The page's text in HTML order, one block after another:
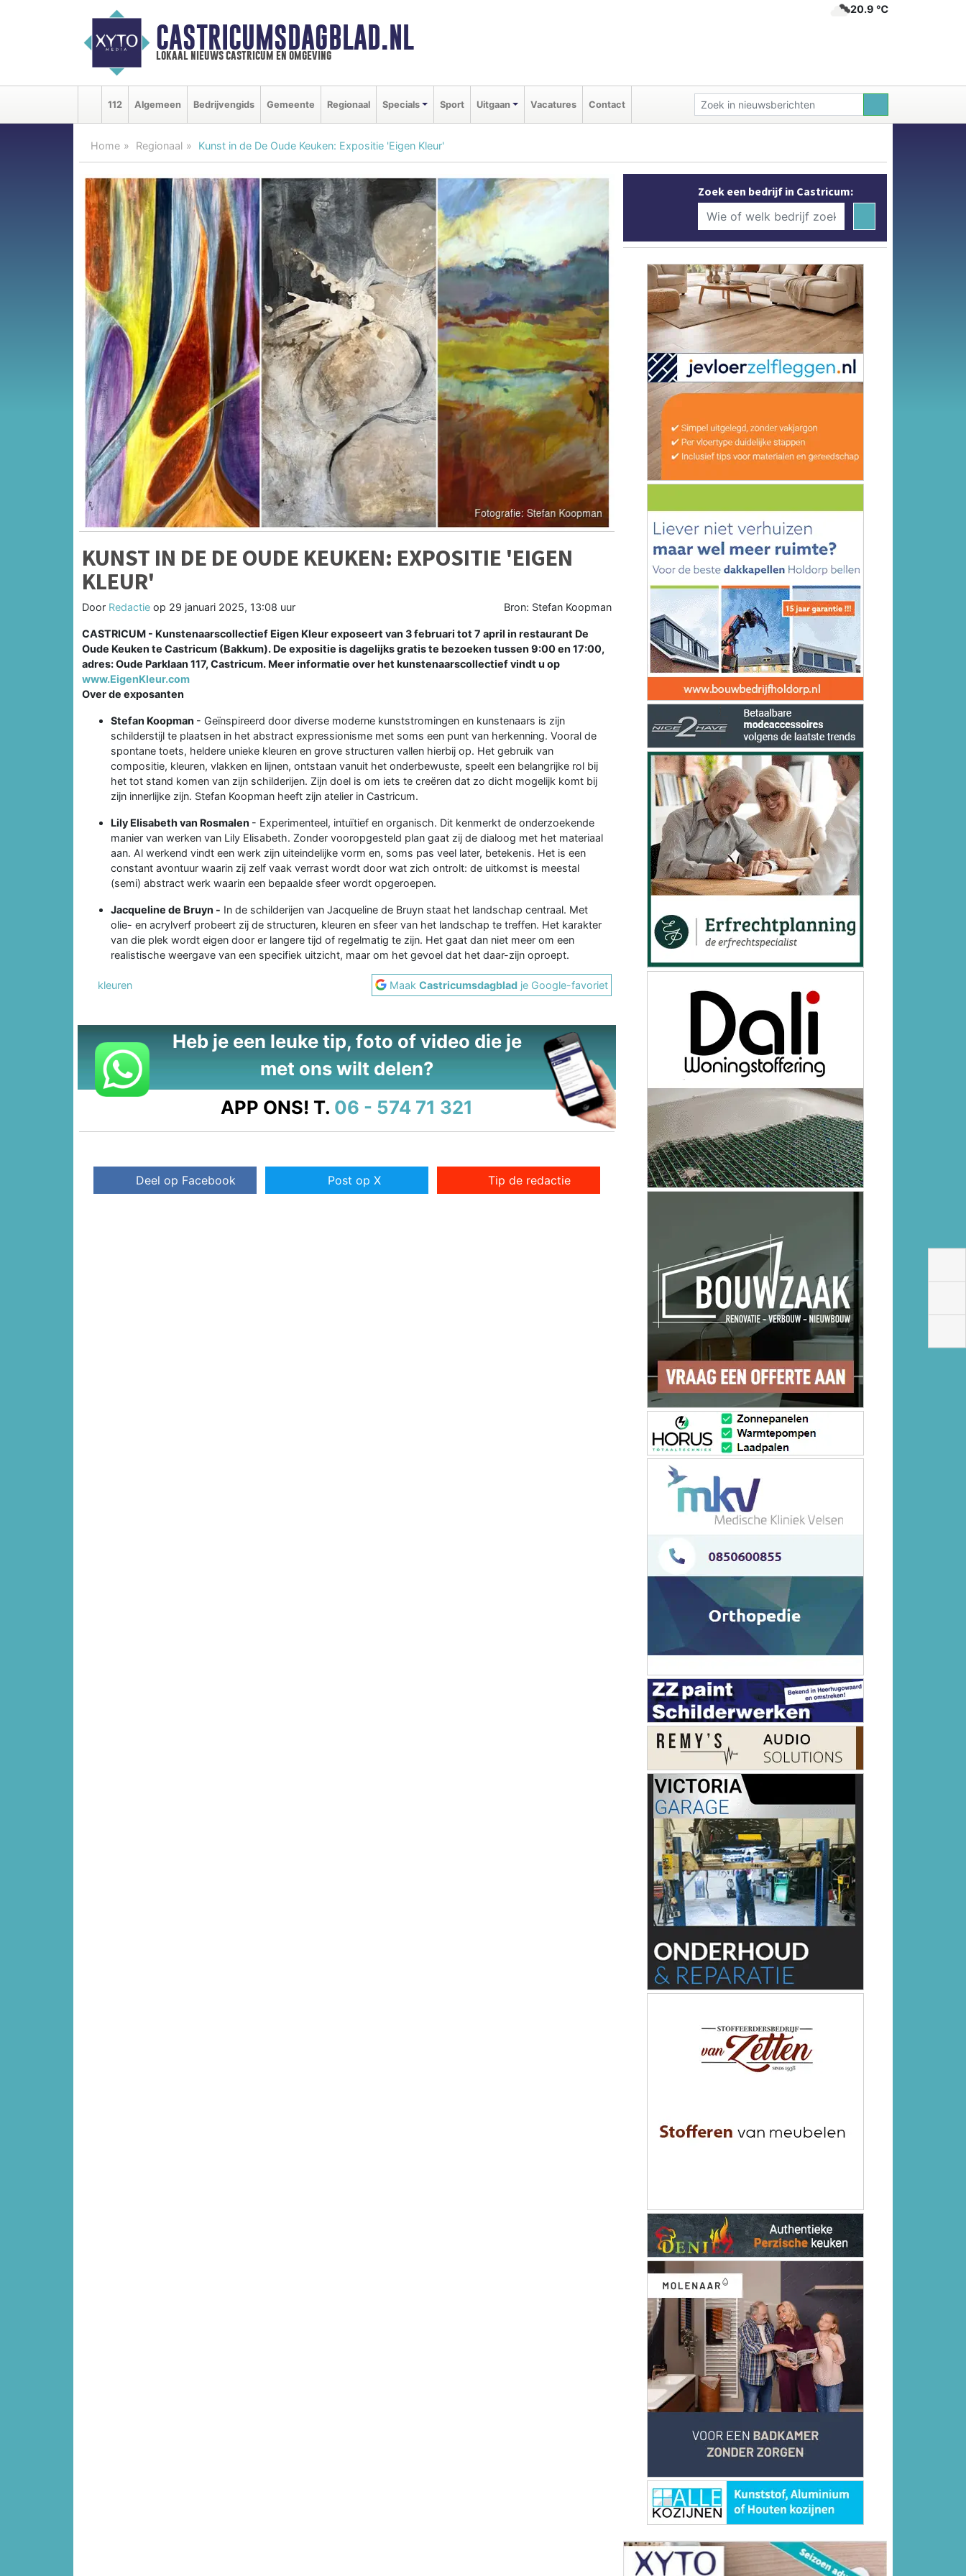
CASTRICUMSDAGBLAD.NL
lokaal nieuws castricum en omgeving
20.9 ℃
112 Algemeen Bedrijvengids Gemeente Regionaal Specials Sport Uitgaan Vacatures Contact
Home Regionaal Kunst in de De Oude Keuken: Expositie 'Eigen Kleur'
KUNST IN DE DE OUDE KEUKEN: EXPOSITIE 'EIGEN
KLEUR'
Door Redactie op 29 januari 2025, 13:08 uur Bron: Stefan Koopman
CASTRICUM - Kunstenaarscollectief Eigen Kleur exposeert van 3 februari tot 7 april in restaurant De
Oude Keuken te Castricum (Bakkum). De expositie is dagelijks gratis te bezoeken tussen 9:00 en 17:00,
adres: Oude Parklaan 117, Castricum. Meer informatie over het kunstenaarscollectief vindt u op
www.EigenKleur.com
Over de exposanten
Stefan Koopman - Geïnspireerd door diverse moderne kunststromingen en kunstenaars is zijn
schilderstijl te plaatsen in het abstract expressionisme met soms een punt van herkenning. Vooral de
spontane toets, heldere unieke kleuren en grove structuren vallen hierbij op. Het gebruik van
compositie, kleuren, vlakken en lijnen, ontstaan vanuit het onderbewuste, speelt een belangrijke rol bij
het tot stand komen van zijn schilderijen. Zijn doel is om iets te creëren dat zo dicht mogelijk komt bij
zijn innerlijke zijn. Stefan Koopman heeft zijn atelier in Castricum.
Lily Elisabeth van Rosmalen - Experimenteel, intuïtief en organisch. Dit kenmerkt de onderzoekende
manier van werken van Lily Elisabeth. Zonder vooropgesteld plan gaat zij de dialoog met het materiaal
aan. Al werkend vindt een werk zijn uiteindelijke vorm en, soms pas veel later, betekenis. Het is een
constant avontuur waarin zij zelf vaak verrast wordt door wat zich ontrolt: de uitkomst is meestal
(semi) abstract werk waarin een bepaalde sfeer wordt opgeroepen.
Jacqueline de Bruyn - In de schilderijen van Jacqueline de Bruyn staat het landschap centraal. Met
olie- en acrylverf probeert zij de structuren, kleuren en sfeer van het landschap te treffen. Het karakter
van die plek wordt eigen door er langere tijd of regelmatig te zijn. Het gaat dan niet meer om een
realistische weergave van een specifiek uitzicht, maar om het gevoel dat het daar-zijn oproept.
kleuren MaakCastricumsdagblad je Google-favoriet
Heb je een leuke tip, foto of video die je
met ons wilt delen?
APP ONS! T. 06 - 574 71 321
Deel op Facebook Post op X Tip de redactie
Zoek een bedrijf in Castricum: